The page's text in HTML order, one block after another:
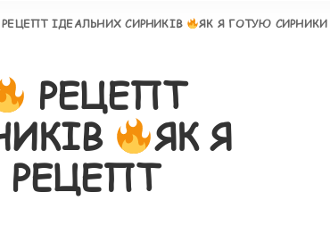
РЕЦЕПТ ІДЕАЛЬНИХ СИРНИКІВ ЯК Я ГОТУЮ СИРНИКИ
РЕЦЕПТ
ЯК Я